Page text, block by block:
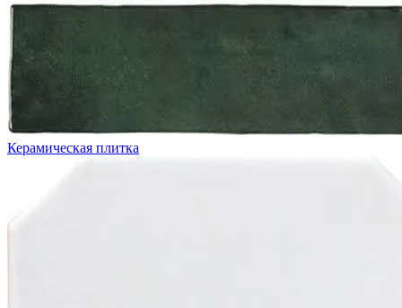
Керамическая плитка